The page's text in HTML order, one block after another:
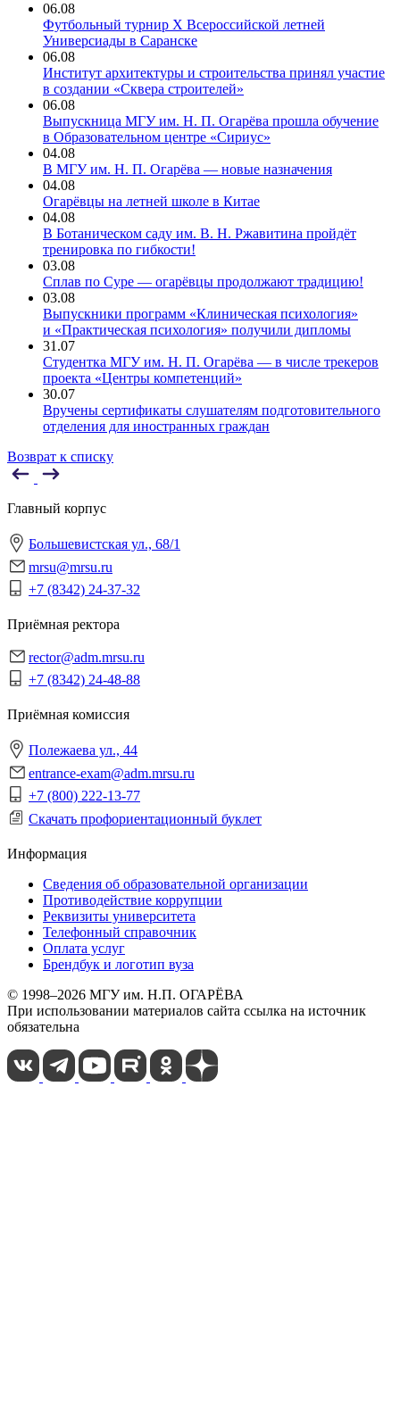
06.08
Футбольный турнир X Всероссийской летней
Универсиады в Саранске
06.08
Институт архитектуры и строительства принял участие
в создании «Сквера строителей»
06.08
Выпускница МГУ им. Н. П. Огарёва прошла обучение
в Образовательном центре «Сириус»
04.08
В МГУ им. Н. П. Огарёва — новые назначения
04.08
Огарёвцы на летней школе в Китае
04.08
В Ботаническом саду им. В. Н. Ржавитина пройдёт
тренировка по гибкости!
03.08
Сплав по Суре — огарёвцы продолжают традицию!
03.08
Выпускники программ «Клиническая психология»
и «Практическая психология» получили дипломы
31.07
Студентка МГУ им. Н. П. Огарёва — в числе трекеров
проекта «Центры компетенций»
30.07
Вручены сертификаты слушателям подготовительного
отделения для иностранных граждан
Возврат к списку
Главный корпус
Большевистская ул., 68/1
mrsu@mrsu.ru
+7 (8342) 24-37-32
Приёмная ректора
rector@adm.mrsu.ru
+7 (8342) 24-48-88
Приёмная комиссия
Полежаева ул., 44
entrance-exam@adm.mrsu.ru
+7 (800) 222-13-77
Скачать профориентационный буклет
Информация
Сведения об образовательной организации
Противодействие коррупции
Реквизиты университета
Телефонный справочник
Оплата услуг
Брендбук и логотип вуза
© 1998–2026 МГУ им. Н.П. ОГАРЁВА
При использовании материалов сайта ссылка на источник
обязательна